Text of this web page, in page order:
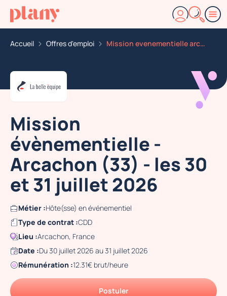
Accueil Offres d'emploi Mission evenementielle arcachon 33 les 30 et 31 juille
Mission
évènementielle -
Arcachon (33) - les 30
et 31 juillet 2026
Métier :Hôte(sse) en événementiel
Type de contrat :CDD
Lieu :Arcachon, France
Date :Du 30 juillet 2026 au 31 juillet 2026
Rémunération :12.31€ brut/heure
Postuler